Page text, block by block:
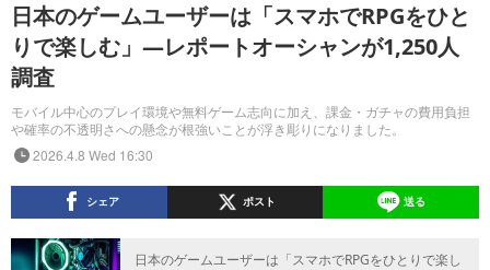
日本のゲームユーザーは「スマホでRPGをひと
りで楽しむ」—レポートオーシャンが1,250人
調査
モバイル中心のプレイ環境や無料ゲーム志向に加え、課金・ガチャの費用負担
や確率の不透明さへの懸念が根強いことが浮き彫りになりました。
2026.4.8 Wed 16:30
シェア ポスト 送る
日本のゲームユーザーは「スマホでRPGをひとりで楽し